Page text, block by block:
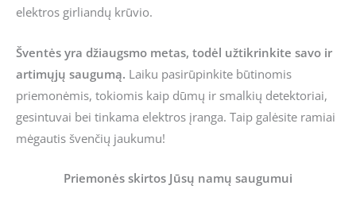
elektros girliandų krūvio.
Šventės yra džiaugsmo metas, todėl užtikrinkite savo ir
artimųjų saugumą. Laiku pasirūpinkite būtinomis
priemonėmis, tokiomis kaip dūmų ir smalkių detektoriai,
gesintuvai bei tinkama elektros įranga. Taip galėsite ramiai
mėgautis švenčių jaukumu!
Priemonės skirtos Jūsų namų saugumui